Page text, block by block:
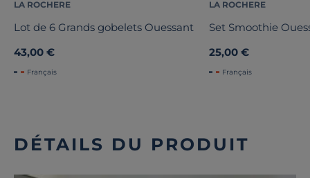
LA ROCHERE
Lot de 6 Grands gobelets Ouessant
43,00 €
Français
LA ROCHERE
Set Smoothie
25,00 €
Français
DÉTAILS DU PRODUIT